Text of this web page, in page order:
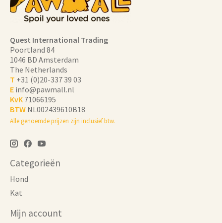
Quest International Trading
Poortland 84
1046 BD Amsterdam
The Netherlands
T +31 (0)20-337 39 03
E info@pawmall.nl
KvK 71066195
BTW NL002439610B18
Alle genoemde prijzen zijn inclusief btw.
Categorieën
Hond
Kat
Mijn account